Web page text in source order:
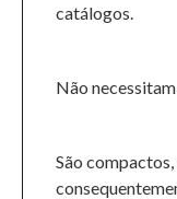
catálogos.
Não
São